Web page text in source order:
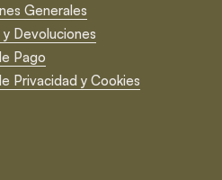
Generales
Devoluciones
Pago
Privacidad y Cookies